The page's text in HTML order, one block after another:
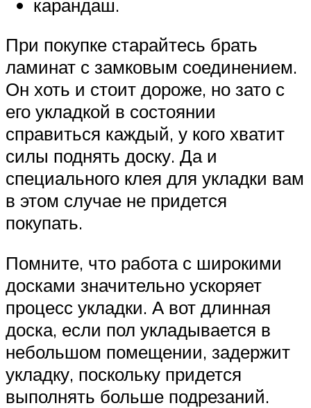
карандаш.
При покупке старайтесь брать
ламинат с замковым соединением.
Он хоть и стоит дороже, но зато с
его укладкой в состоянии
справиться каждый, у кого хватит
силы поднять доску. Да и
специального клея для укладки вам
в этом случае не придется
покупать.
Помните, что работа с широкими
досками значительно ускоряет
процесс укладки. А вот длинная
доска, если пол укладывается в
небольшом помещении, задержит
укладку, поскольку придется
выполнять больше подрезаний.